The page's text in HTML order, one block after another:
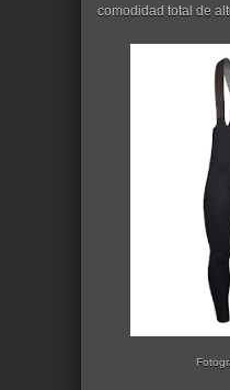
comodidad total de